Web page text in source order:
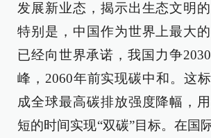
发展新业态，揭示出生态文明的
特别是，中国作为世界上最大
已经向世界承诺，我国力争
峰，2060年前实现碳中和。这
成全球最高碳排放强度降幅，
短的时间实现“双碳”目标。在国